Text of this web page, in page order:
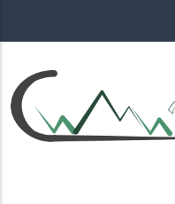
съдържание